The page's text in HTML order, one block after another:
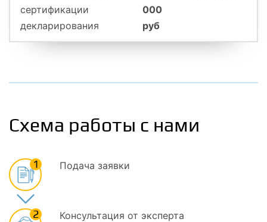
сертификации
декларирования
000
руб
Схема работы с нами
1 Подача заявки
2 Консультация от эксперта